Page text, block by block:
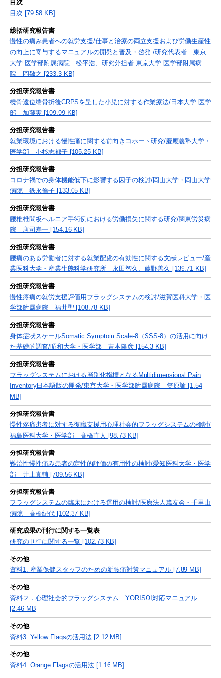
目次
目次 [79.58 KB]
総括研究報告書
慢性の痛み患者への就労支援/仕事と治療の両立支援および労働生産性
の向上に寄与するマニュアルの開発と普及・啓発 /研究代表者 東京
大学 医学部附属病院 松平浩、研究分担者 東京大学 医学部附属病
院 岡敬之 [233.3 KB]
分担研究報告書
橈骨遠位端骨折後CRPSを呈した小児に対する作業療法/日本大学 医学
部 加藤実 [199.99 KB]
分担研究報告書
就業環境における慢性痛に関する前向きコホート研究/慶應義塾大学・
医学部 小杉志都子 [105.25 KB]
分担研究報告書
コロナ禍での身体機能低下に影響する因子の検討/岡山大学・岡山大学
病院 鉄永倫子 [133.05 KB]
分担研究報告書
腰椎椎間板ヘルニア手術例における労働損失に関する研究/関東労災病
院 唐司寿一 [154.16 KB]
分担研究報告書
腰痛のある労働者に対する就業配慮の有効性に関する文献レビュー/産
業医科大学・産業生態科学研究所 永田智久、藤野善久 [139.71 KB]
分担研究報告書
慢性疼痛の就労支援評価用フラッグシステムの検討/滋賀医科大学・医
学部附属病院 福井聖 [108.78 KB]
分担研究報告書
身体症状スケールSomatic Symptom Scale-8（SSS-8）の活用に向け
た基礎的調査/昭和大学・医学部 吉本隆彦 [154.3 KB]
分担研究報告書
フラッグシステムにおける層別化指標となるMultidimensional Pain
Inventory日本語版の開発/東京大学・医学部附属病院 笠原諭 [1.54
MB]
分担研究報告書
慢性疼痛患者に対する復職支援用心理社会的フラッグシステムの検討/
福島医科大学・医学部 髙橋直人 [98.73 KB]
分担研究報告書
難治性慢性痛み患者の定性的評価の有用性の検討/愛知医科大学・医学
部 井上真輔 [709.56 KB]
分担研究報告書
フラッグシステムの臨床における運用の検討/医療法人篤友会・千里山
病院 高橋紀代 [102.37 KB]
研究成果の刊行に関する一覧表
研究の刊行に関する一覧 [102.73 KB]
その他
資料1. 産業保健スタッフのための新腰痛対策マニュアル [7.89 MB]
その他
資料２．心理社会的フラッグシステム YORISOI対応マニュアル
[2.46 MB]
その他
資料3. Yellow Flagsの活用法 [2.12 MB]
その他
資料4. Orange Flagsの活用法 [1.16 MB]